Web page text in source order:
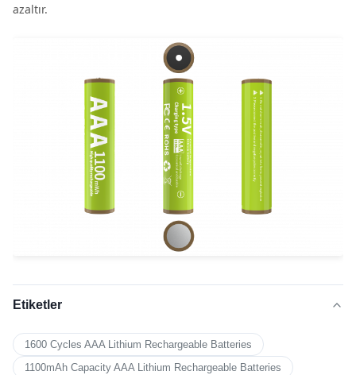
azaltır.
Etiketler
1600 Cycles AAA Lithium Rechargeable Batteries
1100mAh Capacity AAA Lithium Rechargeable Batteries